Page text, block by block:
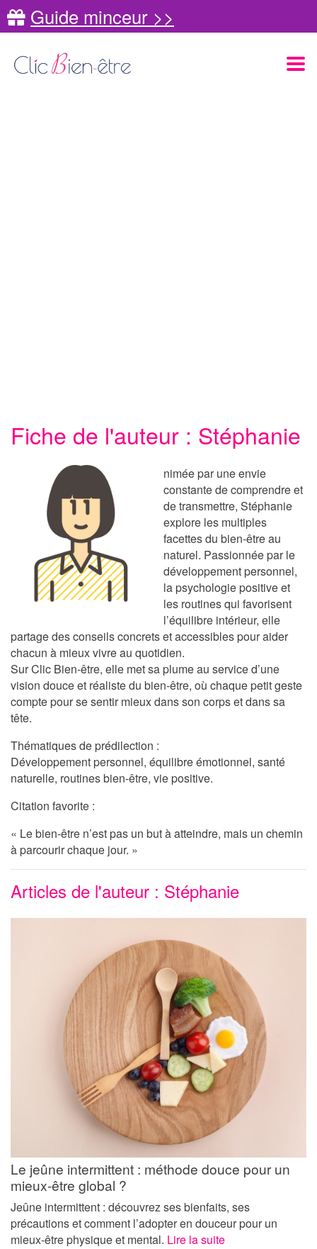
Guide minceur >>
Fiche de l'auteur : Stéphanie
nimée par une envie
constante de comprendre et
de transmettre, Stéphanie
explore les multiples
facettes du bien-être au
naturel. Passionnée par le
développement personnel,
la psychologie positive et
les routines qui favorisent
l’équilibre intérieur, elle
partage des conseils concrets et accessibles pour aider
chacun à mieux vivre au quotidien.
SurClic Bien-être, elle met sa plume au service d’une
vision douce et réaliste du bien-être, où chaque petit geste
compte pour se sentir mieux dans son corps et dans sa
tête.
Thématiques de prédilection :
Développement personnel, équilibre émotionnel, santé
naturelle, routines bien-être, vie positive.
Citation favorite :
« Le bien-être n’est pas un but à atteindre, mais un chemin
à parcourir chaque jour. »
Articles de l'auteur : Stéphanie
Le jeûne intermittent : méthode douce pour un
mieux-être global ?
Jeûne intermittent : découvrez ses bienfaits, ses
précautions et comment l’adopter en douceur pour un
mieux-être physique et mental. Lire la suite